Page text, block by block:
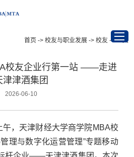
页
目介绍
资讯
信息
首页 -> 校友与职业发展 -> 校友 -> 正文
校友企业行第一站 ——走进
津津酒集团
2026-06-10
午，天津财经大学商学院MBA校
理与数字化运营管理”专题移动